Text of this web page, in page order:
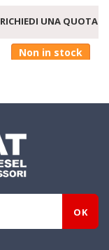
RICHIEDI UNA
Non in stock